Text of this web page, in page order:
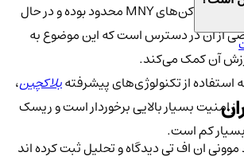
تعداد کل توکن‌های MNY محدود بوده و در حال
از آن در دسترس است که این موضوع به
آن کمک می‌کند.
استفاده از تکنولوژی‌های پیشرفتهبلاکچین،
امنیت بسیار بالایی برخوردار است و ریسک
کم است.
ان اف تیدیدگاه و تحلیل ثبت کرده اند